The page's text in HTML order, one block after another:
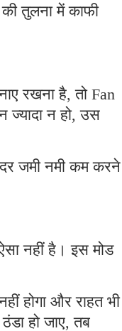
तुलना में काफी
रखना है, तो Fan
ज्यादा न हो, उस
जमी नमी कम करने
नहीं है। इस मोड
होगा और राहत भी
हो जाए, तब